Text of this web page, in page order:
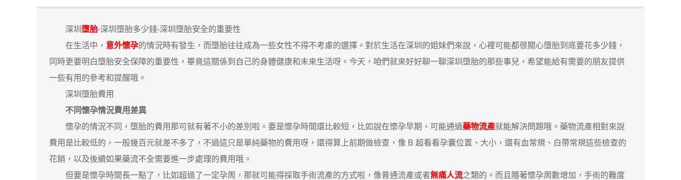
深圳 墮胎-深圳墮胎多少錢-深圳墮胎安全的重要性
在生活中， 意外懷孕的情況時有發生，而墮胎往往成為一些女性不得不考慮的選擇。對於生活在深圳的姐妹們來說，心裡可能都很關心墮胎到底要花多少錢，
同時更要明白墮胎安全保障的重要性，畢竟這關係到自己的身體健康和未來生活呀。今天，咱們就來好好聊一聊深圳墮胎的那些事兒，希望能給有需要的朋友提供
一些有用的參考和提醒哦。
深圳墮胎費用
不同懷孕情況費用差異
懷孕的情況不同，墮胎的費用那可就有著不小的差別啦。要是懷孕時間還比較短，比如說在懷孕早期，可能通過藥物流產就能解決問題哦。藥物流產相對來說
費用是比較低的，一般幾百元就差不多了，不過這只是單純藥物的費用呀，還得算上前期做檢查，像 B 超看看孕囊位置、大小，還有血常規、白帶常規這些檢查的
花銷，以及後續如果藥流不全需要進一步處理的費用哦。
但要是懷孕時間長一點了，比如超過了一定孕周，那就可能得採取手術流產的方式啦，像普通流產或者無痛人流之類的。而且隨著懷孕周數增加，手術的難度